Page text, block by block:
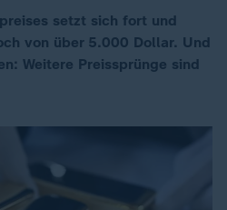
setzt sich fort und
von über 5.000 Dollar. Und
Weitere Preissprünge sind